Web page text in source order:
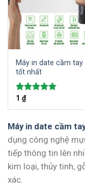
Máy in date cầm tay
tốt nhất
Được xếp
1 ₫
Máy in date cầm
dụng công nghệ
tiếp thông tin lên
kim loại, thủy tinh,
xác.